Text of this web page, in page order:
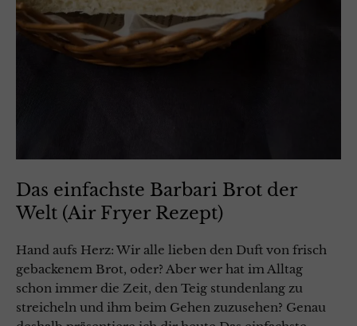
Das einfachste Barbari Brot der
Welt (Air Fryer Rezept)
Hand aufs Herz: Wir alle lieben den Duft von frisch
gebackenem Brot, oder? Aber wer hat im Alltag
schon immer die Zeit, den Teig stundenlang zu
streicheln und ihm beim Gehen zuzusehen? Genau